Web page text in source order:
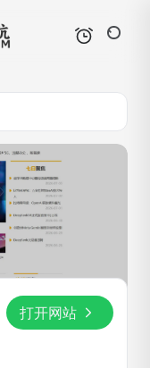
打开网站